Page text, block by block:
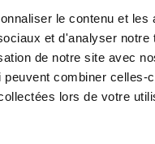
le contenu et les
et d'analyser notre
de notre site avec
combiner celles-
lors de votre